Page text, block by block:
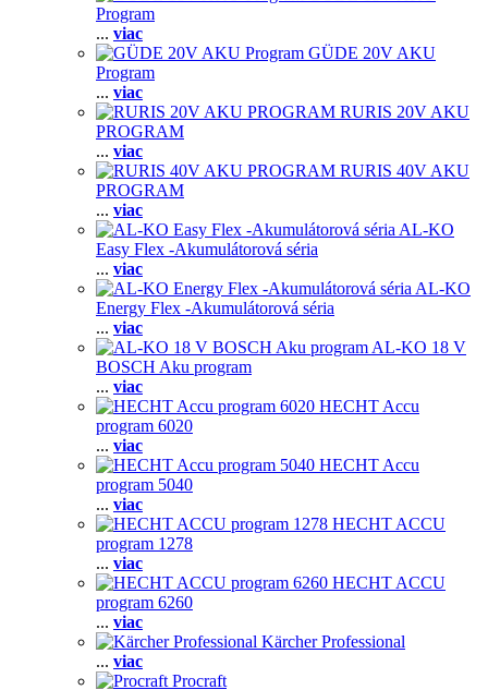
Program
... viac
GÜDE 20V AKU
Program
... viac
RURIS 20V AKU
PROGRAM
... viac
RURIS 40V AKU
PROGRAM
... viac
AL-KO
Easy Flex -Akumulátorová séria
... viac
AL-KO
Energy Flex -Akumulátorová séria
... viac
AL-KO 18 V
BOSCH Aku program
... viac
HECHT Accu
program 6020
... viac
HECHT Accu
program 5040
... viac
HECHT ACCU
program 1278
... viac
HECHT ACCU
program 6260
... viac
Kärcher Professional
... viac
Procraft